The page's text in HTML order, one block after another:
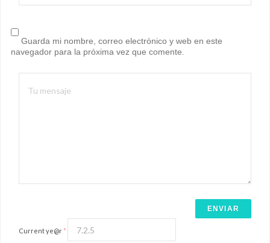
Guarda mi nombre, correo electrónico y web en este
navegador para la próxima vez que comente.
Current ye@r *